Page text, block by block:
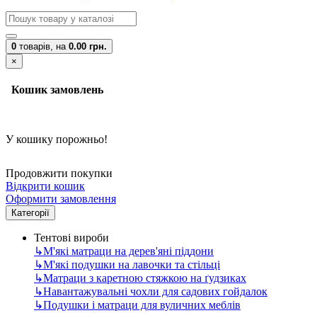
0 товарів, на 0.00 грн.
×
Кошик замовлень
У кошику порожньо!
Продовжити покупки
Відкрити кошик
Оформити замовлення
Категорії
Тентові вироби
↳М'які матраци на дерев'яні піддони
↳М'які подушки на лавочки та стільці
↳Матраци з каретною стяжкою на ґудзиках
↳Навантажувальні чохли для садових гойдалок
↳Подушки і матраци для вуличних меблів